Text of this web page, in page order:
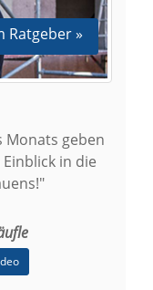
Ratgeber »
Monats geben
in die